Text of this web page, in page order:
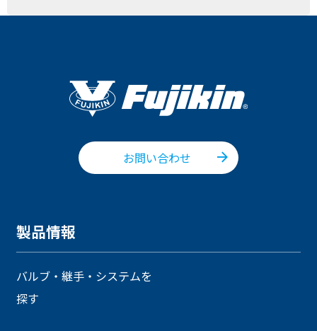
お問い合わせ
製品情報
バルブ・継手・システムを
探す